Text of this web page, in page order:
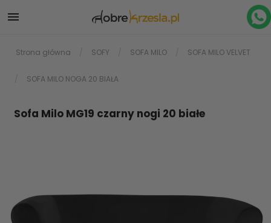

Strona główna SOFY SOFA MILO SOFA MILO VELVET
SOFA MILO NOGA 20 BIAŁA
Sofa Milo MG19 czarny nogi 20 białe